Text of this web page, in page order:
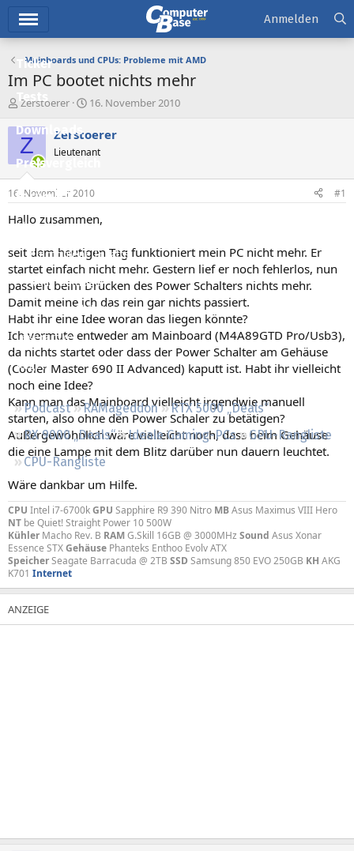
Ticker
Tests
Downloads
Preisvergleich
Forum
Aktuelles
Empfohlene Inhalte
Neue Beiträge
Neueste Aktivitäten
Leserartikel
Regeln
Podcast RAMageddon
RTX 5000 „Deals“
RX 9000 „Deals“
Ideale Gaming-PCs
GPU-Rangliste
CPU-Rangliste
Anmelden
Mainboards und CPUs: Probleme mit AMD
Im PC bootet nichts mehr
E
s
t
e
e
r
Zerstoerer
E
s
e
l
t
a
16. November 2010
Z Zerstoerer
Lieutenant
16. November 2010 #1
Hallo zusammen,
seit dem heutigen Tag funktioniert mein PC nicht mehr. Er
startet einfach nicht mehr. Gestern lief er noch fehlerlos, nun
passiert beim Drücken des Power Schalters nichts mehr.
Damit meine ich das rein gar nichts passiert.
Habt ihr eine Idee woran das liegen könnte?
Ich vermute entweder am Mainboard (M4A89GTD Pro/Usb3),
da nichts startet oder dass der Power Schalter am Gehäuse
(Cooler Master 690 II Advanced) kaputt ist. Habt ihr vielleicht
noch eine Idee?
Kann man das Mainboard vielleicht irgendwie manuell
starten, also ohne den Power Schaler zu betätigen?
Außergewöhnlich wäre vielleicht noch, dass beim Gehäuse
die eine Lampe mit dem Blitz darüber nun dauern leuchtet.
Wäre dankbar um Hilfe.
CPU Intel i7-6700kGPU Sapphire R9 390 Nitro MBAsus Maximus VIII Hero
NT be Quiet! Straight Power 10 500W
Kühler Macho Rev. B RAMG.Skill 16GB @ 3000MHz Sound Asus Xonar
Essence STXGehäuse Phanteks Enthoo Evolv ATX
SpeicherSeagate Barracuda @ 2TB SSD Samsung 850 EVO 250GB KH AKG
K701 Internet